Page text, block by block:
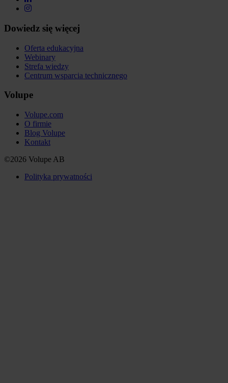
Dowiedz się więcej
Oferta edukacyjna
Webinary
Strefa wiedzy
Centrum wsparcia technicznego
Volupe
Volupe.com
O firmie
Blog Volupe
Kontakt
©2026 Volupe AB
Polityka prywatności